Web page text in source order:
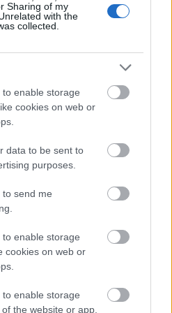
Sharing of my
with the
collected.
enable storage
cookies on web or
data to be sent to
purposes.
to send me
enable storage
cookies on web or
enable storage
the website or app.
téglája volt, mert így
ész és orbán két
nem.
el, hol állnátok, ha